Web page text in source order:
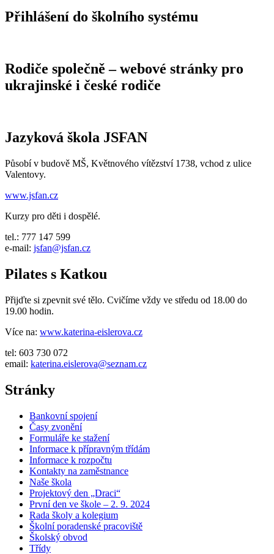
Přihlášení do školního systému
Rodiče společně – webové stránky pro
ukrajinské i české rodiče
Jazyková škola JSFAN
Působí v budově MŠ, Květnového vítězství 1738, vchod z ulice
Valentovy.
www.jsfan.cz
Kurzy pro děti i dospělé.
tel.: 777 147 599
e-mail: jsfan@jsfan.cz
Pilates s Katkou
Přijďte si zpevnit své tělo. Cvičíme vždy ve středu od 18.00 do
19.00 hodin.
Více na: www.katerina-eislerova.cz
tel: 603 730 072
email: katerina.eislerova@seznam.cz
Stránky
Bankovní spojení
Časy zvonění
Formuláře ke stažení
Informace k přípravným třídám
Informace k rozpočtu
Kontakty na zaměstnance
Naše škola
Projektový den „Draci“
První den ve škole – 2. 9. 2024
Rada školy a kolegium
Školní poradenské pracoviště
Školský obvod
Třídy